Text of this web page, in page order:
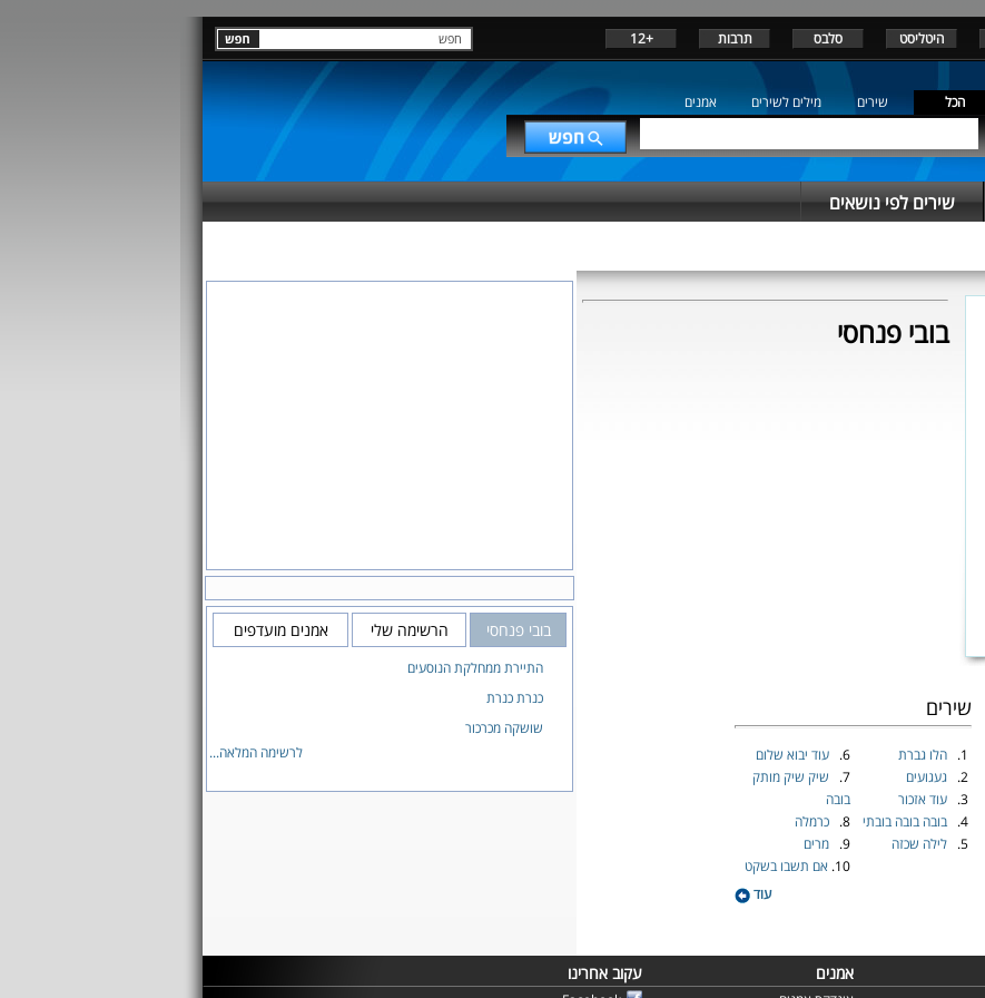
היטליסט סלבס תרבות +12
הכל שירים מילים לשירים אמנים
שירים לפי נושאים
בובי פנחסי
שירים
1.
הלו גברת
2.
געגועים
3.
עוד אזכור
4.
בובה בובה בובתי
5.
לילה שכזה
6.
עוד יבוא שלום
7.
שיק שיק מותק
בובה
8.
כרמלה
9.
מרים
10. אם תשבו בשקט
עוד
בובי פנחסי הרשימה שלי אמנים מועדפים
התיירת ממחלקת הנוסעים
כנרת כנרת
שושקה מכרכור
לרשימה המלאה...
אמנים עקוב אחרינו